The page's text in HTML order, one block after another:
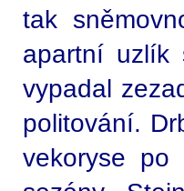
tak
apartní uzlík
vypadal
politování.
vekoryse